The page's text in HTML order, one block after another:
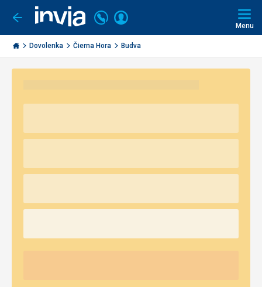
Ísť
späť
Invia.sk
Volajte
+421
2
3221
Prihlásiť
Menu
Dovolenka Čierna Hora Budva